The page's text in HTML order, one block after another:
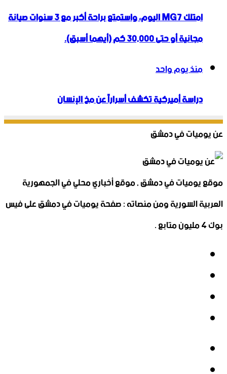
امتلك MG7 اليوم، واستمتع براحة أكبر مع 3 سنوات صيانة
مجانية أو حتى 30,000 كم (أيهما أسبق).
منذ يوم واحد
دراسة أميركية تكشف أسراراً عن مخ الإنسان
عن يوميات في دمشق
موقع يوميات في دمشق , موقع أخباري محلي في الجمهورية
العربية السورية ومن منصاته : صفحة يوميات في دمشق على فيس
بوك 4 مليون متابع .